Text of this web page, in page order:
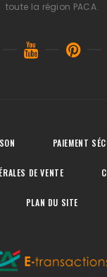
toute la région PACA.
PAIEMENT
DE VENTE
PLAN DU SITE